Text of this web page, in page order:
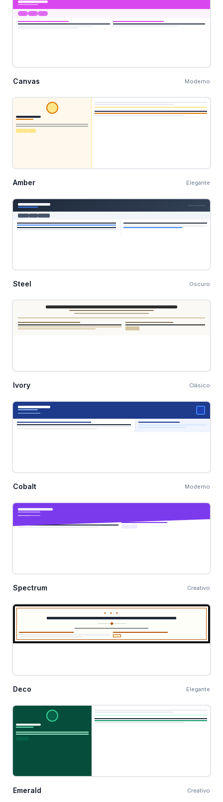
Canvas Moderno
Amber Elegante
Steel Oscuro
Ivory Clásico
Cobalt Moderno
Spectrum Creativo
✦ ✦ ✦
◆
Deco Elegante
Emerald Creativo